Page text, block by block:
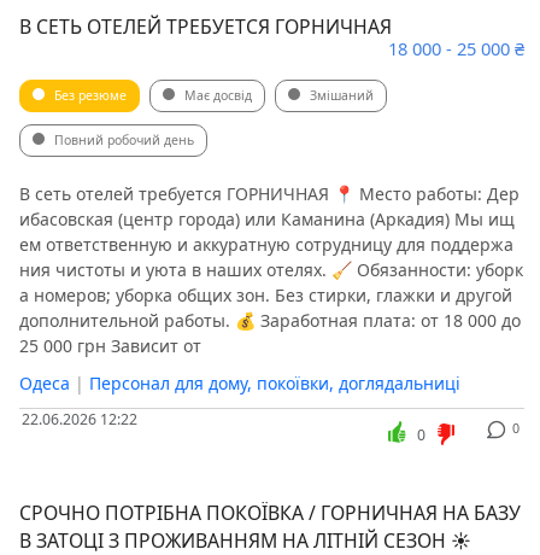
В СЕТЬ ОТЕЛЕЙ ТРЕБУЕТСЯ ГОРНИЧНАЯ
18 000 - 25 000 ₴
Без резюме Має досвід Змішаний
Повний робочий день
В сеть отелей требуется ГОРНИЧНАЯ 📍 Место работы: Дер
ибасовская (центр города) или Каманина (Аркадия) Мы ищ
ем ответственную и аккуратную сотрудницу для поддержа
ния чистоты и уюта в наших отелях. 🧹 Обязанности: уборк
а номеров; уборка общих зон. Без стирки, глажки и другой
дополнительной работы. 💰 Заработная плата: от 18 000 до
25 000 грн Зависит от
Одеса | Персонал для дому, покоївки, доглядальниці
22.06.2026 12:22 0
0
СРОЧНО ПОТРІБНА ПОКОЇВКА / ГОРНИЧНАЯ НА БАЗУ
В ЗАТОЦІ З ПРОЖИВАННЯМ НА ЛІТНІЙ СЕЗОН ☀️